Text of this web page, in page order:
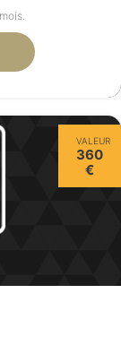
VALEUR
360
€